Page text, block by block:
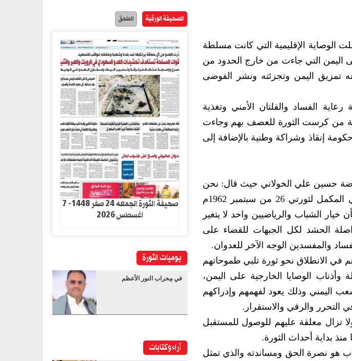
بالذكرى الثالثة لثورة 21 سبتمبر التي عطلت الوصاية الإقليمية التي كانت مسلطة
اليمن التي جاءت من خارج الحدود من
اليمن وتجزئته ونشر الفوضى
رعاية الفساد والفلتان الأمني وتغذية
من كرست الثورة للعصف بهم وجاءت
إنقاذ وشراكة وطنية بالإضافة إلى
حسين علي الخولاني حيث قال: نحن
نحتفل هذه الأيام بالذكري الثالثة للثورة الفتية ونؤكد بأن ثورة 21 سبتمبر هي المكمل لثورتي 26 من سبتمبر 1962م
الخالدة، ونشد العزم بأن خيار الشباب والرياضيين واحد لا يتغير
الحشد لكل الجبهات للقضاء على
والمفسدين الوجه الآخر للعدوان.
في الانطلاق نحو ثورة تلبي طموحاتهم
الوصايا الخارجية على اليمن،
اليمني وذلك يعود لفهمهم وإدراكهم
التحرر والرقي والاستقرار.
تزال معلقة عليهم للوصول للمستقبل
بداية أحداث الثورة.
هو نصرة الحق ومساندته والذي تمثل
الصحيفة الورقية الملحق
صحيفة الثورة الجمعه 24 صفر 1448- 7
اغسطس 2026
يوميات الثورة
في مِحراب النور الأعظم
آراء وكتابات